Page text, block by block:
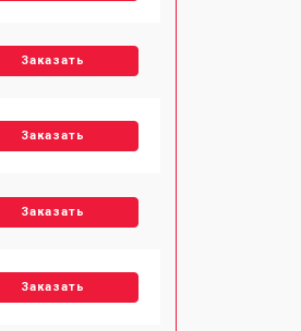
Заказать
Заказать
Заказать
Заказать